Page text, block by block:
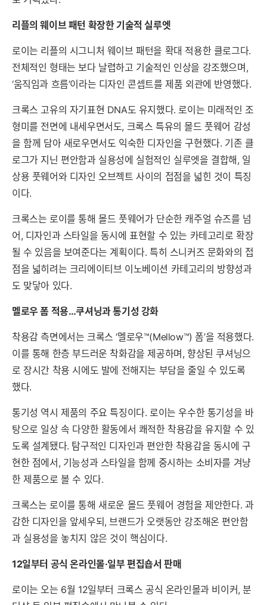
리플의 웨이브 패턴 확장한 기술적 실루엣
로이는 리플의 시그니처 웨이브 패턴을 확대 적용한 클로그다.
전체적인 형태는 보다 날렵하고 기술적인 인상을 강조했으며,
‘움직임과 흐름’이라는 디자인 콘셉트를 제품 외관에 반영했다.
크록스 고유의 자기표현 DNA도 유지했다. 로이는 미래적인 조
형미를 전면에 내세우면서도, 크록스 특유의 몰드 풋웨어 감성
을 함께 담아 새로우면서도 익숙한 디자인을 구현했다. 기존 클
로그가 지닌 편안함과 실용성에 실험적인 실루엣을 결합해, 일
상용 풋웨어와 디자인 오브젝트 사이의 접점을 넓힌 것이 특징
이다.
크록스는 로이를 통해 몰드 풋웨어가 단순한 캐주얼 슈즈를 넘
어, 디자인과 스타일을 동시에 표현할 수 있는 카테고리로 확장
될 수 있음을 보여준다는 계획이다. 특히 스니커즈 문화와의 접
점을 넓히려는 크리에이티브 이노베이션 카테고리의 방향성과
도 맞닿아 있다.
멜로우 폼 적용…쿠셔닝과 통기성 강화
착용감 측면에서는 크록스 ‘멜로우™(Mellow™) 폼’을 적용했다.
이를 통해 한층 부드러운 착화감을 제공하며, 향상된 쿠셔닝으
로 장시간 착용 시에도 발에 전해지는 부담을 줄일 수 있도록
했다.
통기성 역시 제품의 주요 특징이다. 로이는 우수한 통기성을 바
탕으로 일상 속 다양한 활동에서 쾌적한 착용감을 유지할 수 있
도록 설계됐다. 탐구적인 디자인과 편안한 착용감을 동시에 구
현한 점에서, 기능성과 스타일을 함께 중시하는 소비자를 겨냥
한 제품으로 볼 수 있다.
크록스는 로이를 통해 새로운 몰드 풋웨어 경험을 제안한다. 과
감한 디자인을 앞세우되, 브랜드가 오랫동안 강조해온 편안함
과 실용성을 놓치지 않은 것이 핵심이다.
12일부터 공식 온라인몰·일부 편집숍서 판매
로이는 오는 6월 12일부터 크록스 공식 온라인몰과 비이커, 분